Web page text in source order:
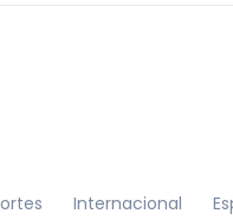
Internacional